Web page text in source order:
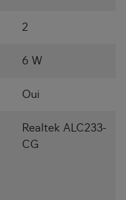
2
6 W
Oui
Realtek ALC233-
CG